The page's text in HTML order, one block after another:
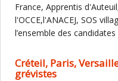
France, Apprentis
l'OCCE,l'ANACEJ, SOS
l’ensemble des
Créteil, Paris,
grévistes